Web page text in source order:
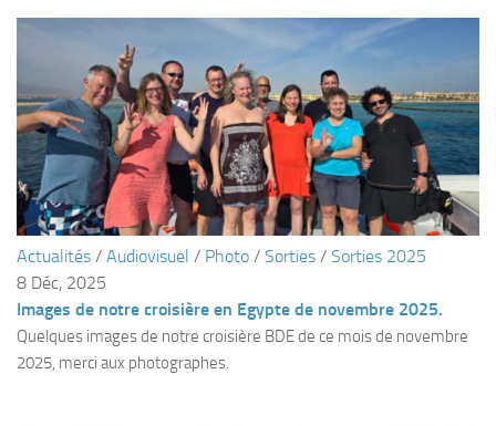
Sorties 2015
Sorties 2014
BIO SUB
Environnement et Biologie Sub
Formations
Lac Merveilleux
AUDIOVISUEL
Photo
Peinture
Actualités / Audiovisuel / Photo / Sorties / Sorties 2025
8 Déc, 2025
Images de notre croisière en Egypte de novembre 2025.
Quelques images de notre croisière BDE de ce mois de novembre
2025, merci aux photographes.